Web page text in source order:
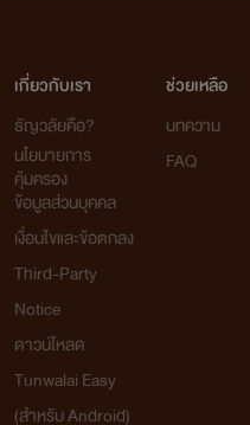
เค้าสัญญาว่าจะ
ติได้ ชมได้
เกี่ยวกับเรา
ธัญวลัยคือ?
นโยบายการ
คุ้มครอง
ข้อมูลส่วนบุคคล
เงื่อนไขและข้อตกลง
Third-Party
Notice
ดาวน์โหลด
Tunwalai Easy
(สำหรับ Android)
ช่วยเหลือ
บทความ
FAQ